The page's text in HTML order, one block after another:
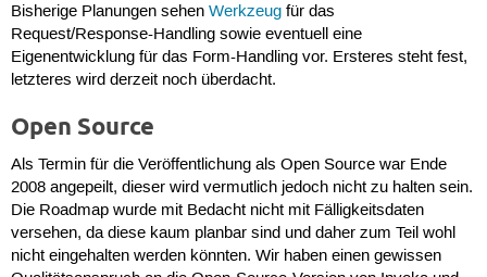
Bisherige Planungen sehen Werkzeugfür das
Request/Response-Handling sowie eventuell eine
Eigenentwicklung für das Form-Handling vor. Ersteres steht fest,
letzteres wird derzeit noch überdacht.
Open Source
Als Termin für die Veröffentlichung als Open Source war Ende
2008 angepeilt, dieser wird vermutlich jedoch nicht zu halten sein.
Die Roadmap wurde mit Bedacht nicht mit Fälligkeitsdaten
versehen, da diese kaum planbar sind und daher zum Teil wohl
nicht eingehalten werden könnten. Wir haben einen gewissen